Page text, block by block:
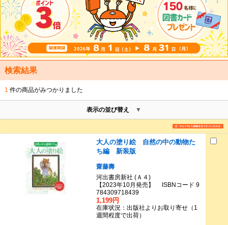
検索結果
1 件の商品がみつかりました
表示の並び替え
大人の塗り絵 自然の中の動物た
ち編 新装版
齋藤壽
河出書房新社 (Ａ４)
【2023年10月発売】 ISBNコード 9
784309718439
1,199円
在庫状況：出版社よりお取り寄せ（1
週間程度で出荷）